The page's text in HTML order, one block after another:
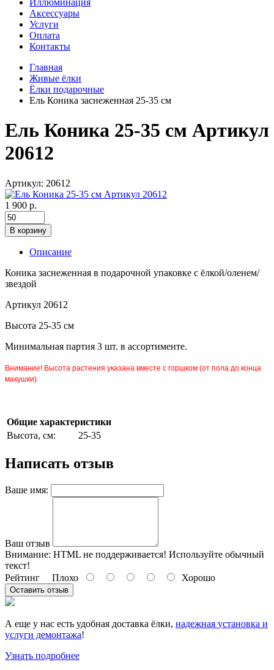
Иллюминация
Аксессуары
Услуги
Оплата
Контакты
Главная
Живые ёлки
Ёлки подарочные
Ель Коника заснеженная 25-35 см
Ель Коника 25-35 см Артикул
20612
Артикул: 20612
1 900 р.
В корзину
Описание
Коника заснеженная в подарочной упаковке с ёлкой/оленем/
звездой
Артикул 20612
Высота 25-35 см
Минимальная партия 3 шт. в ассортименте.
Внимание! Высота растения указана вместе с горшком (от пола до конца
макушки).
Общие характеристики
Высота, см:
25-35
Написать отзыв
Ваше имя:
Ваш отзыв
Внимание: HTML не поддерживается! Используйте обычный
текст!
Рейтинг Плохо Хорошо
Оставить отзыв
А еще у нас есть удобная доставка ёлки, надежная установка и
услуги демонтажа!
Узнать подробнее